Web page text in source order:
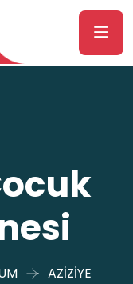
AZİZİYE